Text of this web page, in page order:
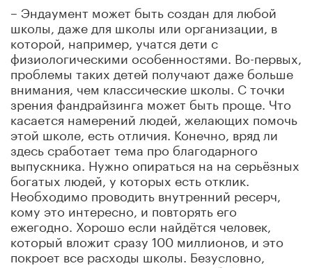
– Эндаумент может быть создан для любой
школы, даже для школы или организации, в
которой, например, учатся дети с
физиологическими особенностями. Во-первых,
проблемы таких детей получают даже больше
внимания, чем классические школы. С точки
зрения фандрайзинга может быть проще. Что
касается намерений людей, желающих помочь
этой школе, есть отличия. Конечно, вряд ли
здесь сработает тема про благодарного
выпускника. Нужно опираться на на серьёзных
богатых людей, у которых есть отклик.
Необходимо проводить внутренний ресерч,
кому это интересно, и повторять его
ежегодно. Хорошо если найдётся человек,
который вложит сразу 100 миллионов, и это
покроет все расходы школы. Безусловно,